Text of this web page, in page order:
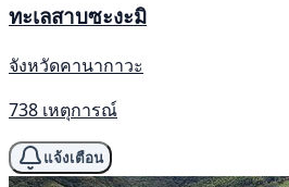
ทะเลสาบซะงะมิ
จังหวัดคานากาวะ
738 เหตุการณ์
แจ้งเตือน